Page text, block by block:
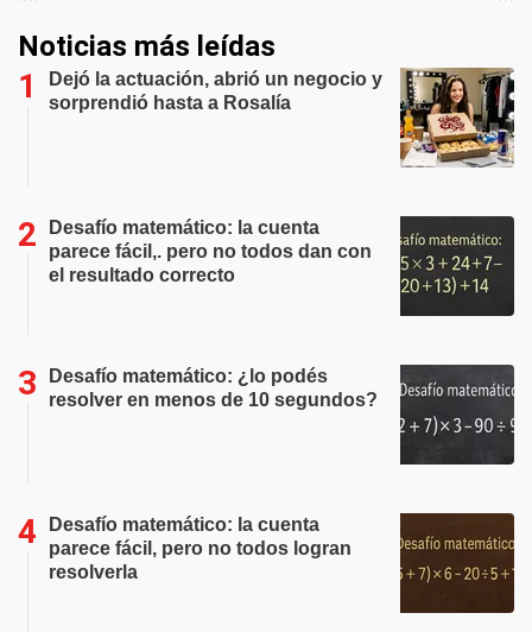
Noticias más leídas
Dejó la actuación, abrió un negocio y
sorprendió hasta a Rosalía
Desafío matemático: la cuenta
parece fácil,. pero no todos dan con
el resultado correcto
Desafío matemático: ¿lo podés
resolver en menos de 10 segundos?
Desafío matemático: la cuenta
parece fácil, pero no todos logran
resolverla